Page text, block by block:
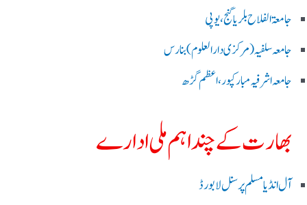
جامعۃ الفلاح بلریاگنج،یوپی
جامعہ سلفیہ(مرکزی دارالعلوم )بنارس
جامعہ اشرفیہ مبارکپور،اعظم گڑھ
بھارت کے چند اہم ملی ادارے
آل انڈیا مسلم پرسنل لا بورڈ